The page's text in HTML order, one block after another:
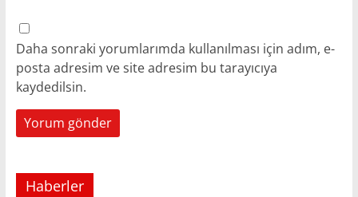
Daha sonraki yorumlarımda kullanılması için adım, e-
posta adresim ve site adresim bu tarayıcıya
kaydedilsin.
Haberler